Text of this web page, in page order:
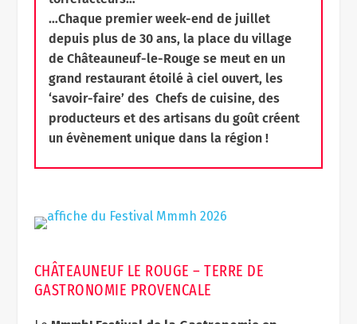
…Chaque premier week-end de juillet
depuis plus de 30 ans, la place du village
de Châteauneuf-le-Rouge se meut en un
grand restaurant étoilé à ciel ouvert, les
‘savoir-faire’ des Chefs de cuisine, des
producteurs et des artisans du goût créent
un évènement unique dans la région !
CHÂTEAUNEUF LE ROUGE – TERRE DE
GASTRONOMIE PROVENCALE